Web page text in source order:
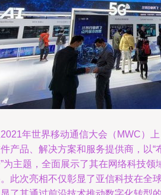
年世界移动通信大会（MWC）
产品、解决方案和服务提供商，以“
为主题，全面展示了其在网络科技领
此次亮相不仅彰显了亚信科技在全